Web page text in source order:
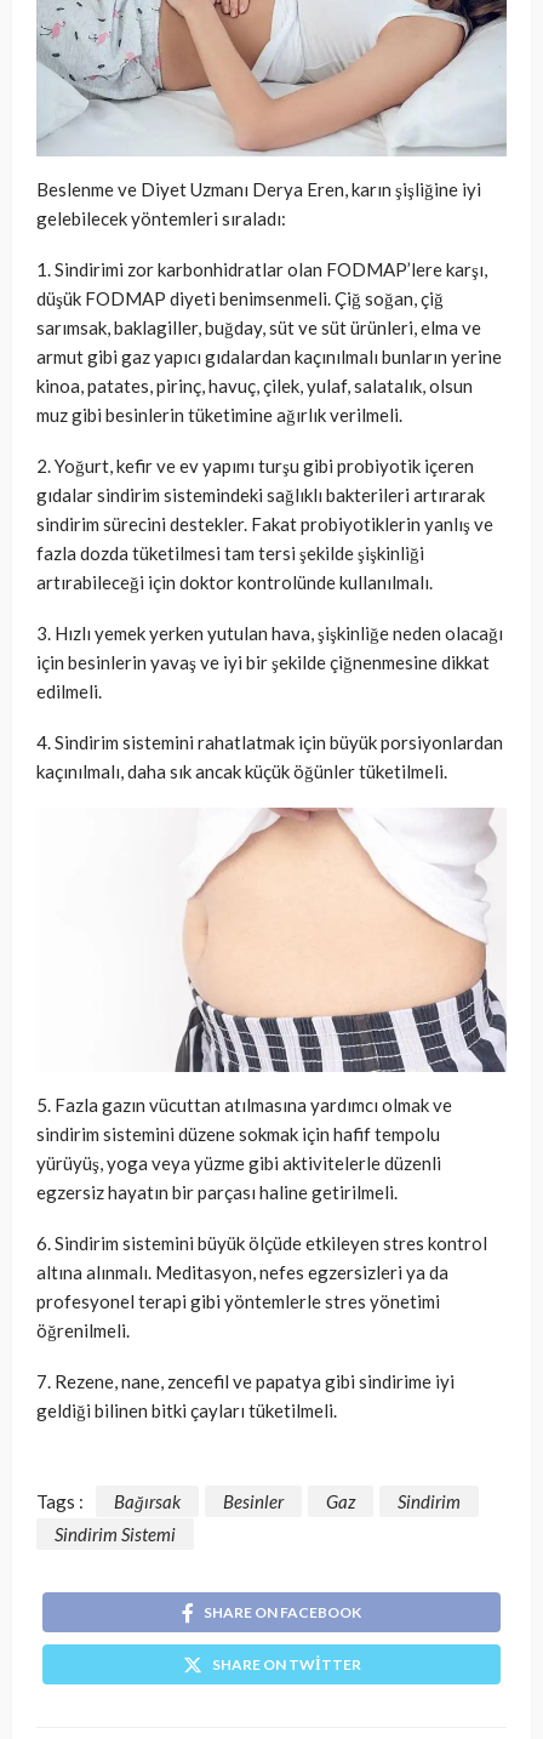
Beslenme ve Diyet Uzmanı Derya Eren, karın şişliğine iyi
gelebilecek yöntemleri sıraladı:
1. Sindirimi zor karbonhidratlar olan FODMAP’lere karşı,
düşük FODMAP diyeti benimsenmeli. Çiğ soğan, çiğ
sarımsak, baklagiller, buğday, süt ve süt ürünleri, elma ve
armut gibi gaz yapıcı gıdalardan kaçınılmalı bunların yerine
kinoa, patates, pirinç, havuç, çilek, yulaf, salatalık, olsun
muz gibi besinlerin tüketimine ağırlık verilmeli.
2. Yoğurt, kefir ve ev yapımı turşu gibi probiyotik içeren
gıdalar sindirim sistemindeki sağlıklı bakterileri artırarak
sindirim sürecini destekler. Fakat probiyotiklerin yanlış ve
fazla dozda tüketilmesi tam tersi şekilde şişkinliği
artırabileceği için doktor kontrolünde kullanılmalı.
3. Hızlı yemek yerken yutulan hava, şişkinliğe neden olacağı
için besinlerin yavaş ve iyi bir şekilde çiğnenmesine dikkat
edilmeli.
4. Sindirim sistemini rahatlatmak için büyük porsiyonlardan
kaçınılmalı, daha sık ancak küçük öğünler tüketilmeli.
5. Fazla gazın vücuttan atılmasına yardımcı olmak ve
sindirim sistemini düzene sokmak için hafif tempolu
yürüyüş, yoga veya yüzme gibi aktivitelerle düzenli
egzersiz hayatın bir parçası haline getirilmeli.
6. Sindirim sistemini büyük ölçüde etkileyen stres kontrol
altına alınmalı. Meditasyon, nefes egzersizleri ya da
profesyonel terapi gibi yöntemlerle stres yönetimi
öğrenilmeli.
7. Rezene, nane, zencefil ve papatya gibi sindirime iyi
geldiği bilinen bitki çayları tüketilmeli.
Tags : Bağırsak Besinler Gaz
Sindirim
Sindirim Sistemi
SHARE ON FACEBOOK
SHARE ON TWITTER